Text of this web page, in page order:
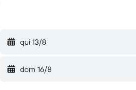
qui 13/8
dom 16/8